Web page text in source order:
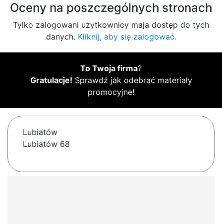
Oceny na poszczególnych stronach
Tylko zalogowani użytkownicy maja dostęp do tych
danych. Kliknij, aby się zalogować.
To Twoja firma?
Gratulacje! Sprawdź jak odebrać materiały
promocyjne!
Lubiatów
Lubiatów 68